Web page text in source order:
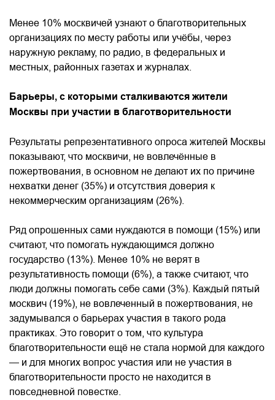
Менее 10% москвичей узнают о благотворительных
организациях по месту работы или учёбы, через
наружную рекламу, по радио, в федеральных и
местных, районных газетах и журналах.
Барьеры, с которыми сталкиваются жители
Москвы при участии в благотворительности
Результаты репрезентативного опроса жителей Москвы
показывают, что москвичи, не вовлечённые в
пожертвования, в основном не делают их по причине
нехватки денег (35%) и отсутствия доверия к
некоммерческим организациям (26%).
Ряд опрошенных сами нуждаются в помощи (15%) или
считают, что помогать нуждающимся должно
государство (13%). Менее 10% не верят в
результативность помощи (6%), а также считают, что
люди должны помогать себе сами (3%). Каждый пятый
москвич (19%), не вовлеченный в пожертвования, не
задумывался о барьерах участия в такого рода
практиках. Это говорит о том, что культура
благотворительности ещё не стала нормой для каждого
— и для многих вопрос участия или не участия в
благотворительности просто не находится в
повседневной повестке.